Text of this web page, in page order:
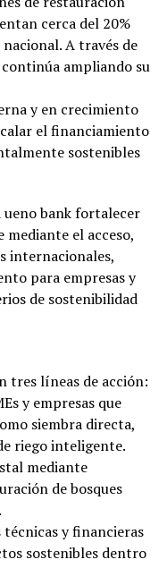
cerca del 20%
A través de
ampliando su
y en crecimiento
el financiamiento
sostenibles
bank fortalecer
el acceso,
internacionales,
para empresas y
de sostenibilidad
tres líneas de acción:
y empresas que
siembra directa,
riego inteligente.
mediante
de bosques
y financieras
sostenibles dentro